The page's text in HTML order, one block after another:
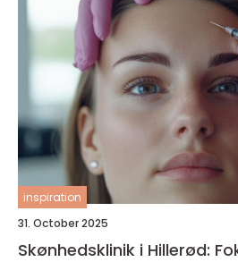
inspiration
31. October 2025
Skønhedsklinik i Hillerød: